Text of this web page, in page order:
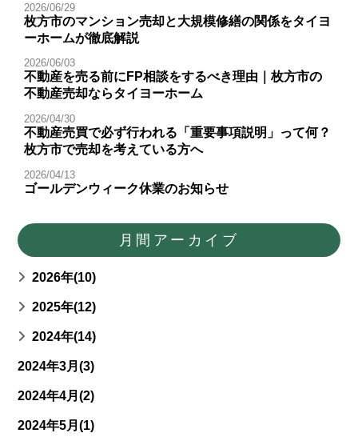
2026/06/29
枚方市のマンション売却と大規模修繕の関係をタイヨ
ーホームが徹底解説
2026/06/03
不動産を売る前にFP相談をするべき理由｜枚方市の
不動産売却ならタイヨーホーム
2026/04/30
不動産売買で必ず行われる「重要事項説明」って何？
枚方市で売却を考えている方へ
2026/04/13
ゴールデンウィーク休業のお知らせ
月間アーカイブ
2026年(10)
2025年(12)
2024年(14)
2024年3月(3)
2024年4月(2)
2024年5月(1)